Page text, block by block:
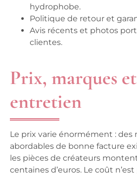
hydrophobe.
Politique de retour et
Avis récents et photos
clientes.
Prix, marques et
entretien
Le prix varie énormément : des
abordables de bonne facture
les pièces de créateurs
centaines d’euros. Le coût